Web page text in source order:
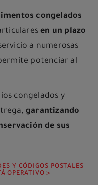
congelados
en un plazo
a numerosas
potenciar al
congelados y
garantizando
de sus
Y CÓDIGOS POSTALES
OPERATIVO >